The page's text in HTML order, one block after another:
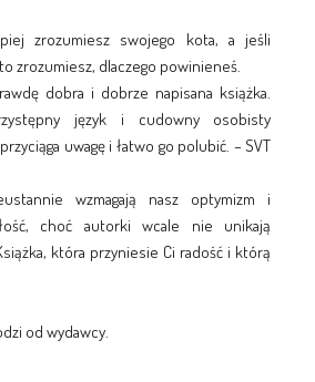
zrozumiesz swojego kota, a jeśli
zrozumiesz, dlaczego powinieneś.
dobra i dobrze napisana książka.
język i cudowny osobisty
uwagę i łatwo go polubić. – SVT
wzmagają nasz optymizm i
choć autorki wcale nie unikają
która przyniesie Ci radość i którą
od wydawcy.